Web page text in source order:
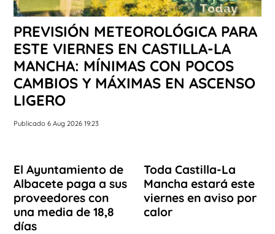
PREVISIÓN METEOROLÓGICA PARA
ESTE VIERNES EN CASTILLA-LA
MANCHA: MÍNIMAS CON POCOS
CAMBIOS Y MÁXIMAS EN ASCENSO
LIGERO
Publicado 6 Aug 2026 19:23
El Ayuntamiento de
Albacete paga a sus
proveedores con
una media de 18,8
días
Toda Castilla-La
Mancha estará este
viernes en aviso por
calor